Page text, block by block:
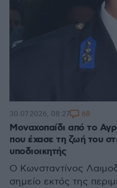
Μοναχοπαίδι από το
που έχασε τη ζωή του
υποδιοικητής
Ο Κωνσταντίνος
σημείο εκτός της
30.07.2026, 08:27 68